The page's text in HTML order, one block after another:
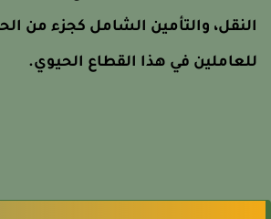
والتأمين الشامل كجزء من
في هذا القطاع الحيوي.